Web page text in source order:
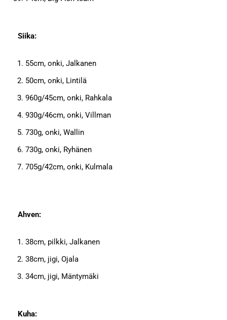
Siika:
55cm, onki, Jalkanen
50cm, onki, Lintilä
960g/45cm, onki, Rahkala
930g/46cm, onki, Villman
730g, onki, Wallin
730g, onki, Ryhänen
705g/42cm, onki, Kulmala
Ahven:
38cm, pilkki, Jalkanen
38cm, jigi, Ojala
34cm, jigi, Mäntymäki
Kuha: